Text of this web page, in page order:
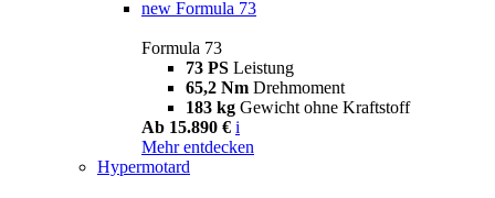
new Formula 73
Formula 73
73 PS Leistung
65,2 Nm Drehmoment
183 kg Gewicht ohne Kraftstoff
Ab 15.890 € i
Mehr entdecken
Hypermotard